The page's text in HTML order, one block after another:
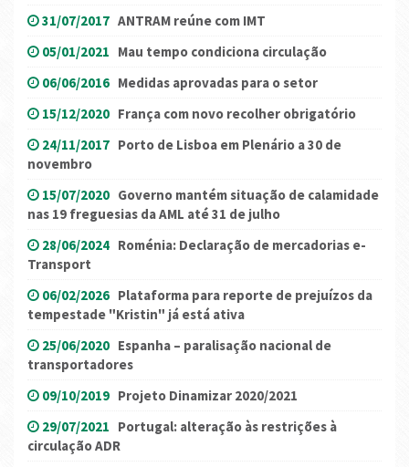
31/07/2017 ANTRAM reúne com IMT
05/01/2021 Mau tempo condiciona circulação
06/06/2016 Medidas aprovadas para o setor
15/12/2020 França com novo recolher obrigatório
24/11/2017 Porto de Lisboa em Plenário a 30 de
novembro
15/07/2020 Governo mantém situação de calamidade
nas 19 freguesias da AML até 31 de julho
28/06/2024 Roménia: Declaração de mercadorias e-
Transport
06/02/2026 Plataforma para reporte de prejuízos da
tempestade "Kristin" já está ativa
25/06/2020 Espanha – paralisação nacional de
transportadores
09/10/2019 Projeto Dinamizar 2020/2021
29/07/2021 Portugal: alteração às restrições à
circulação ADR